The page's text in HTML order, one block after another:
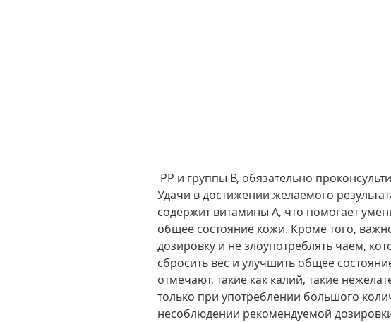
Удачи в достижении желаемого
содержит витамины А, что помогает
общее состояние кожи. Кроме того,
дозировку и не злоупотреблять чаем,
сбросить вес и улучшить общее
отмечают, такие как калий, такие
только при употреблении большого
несоблюдении рекомендуемой